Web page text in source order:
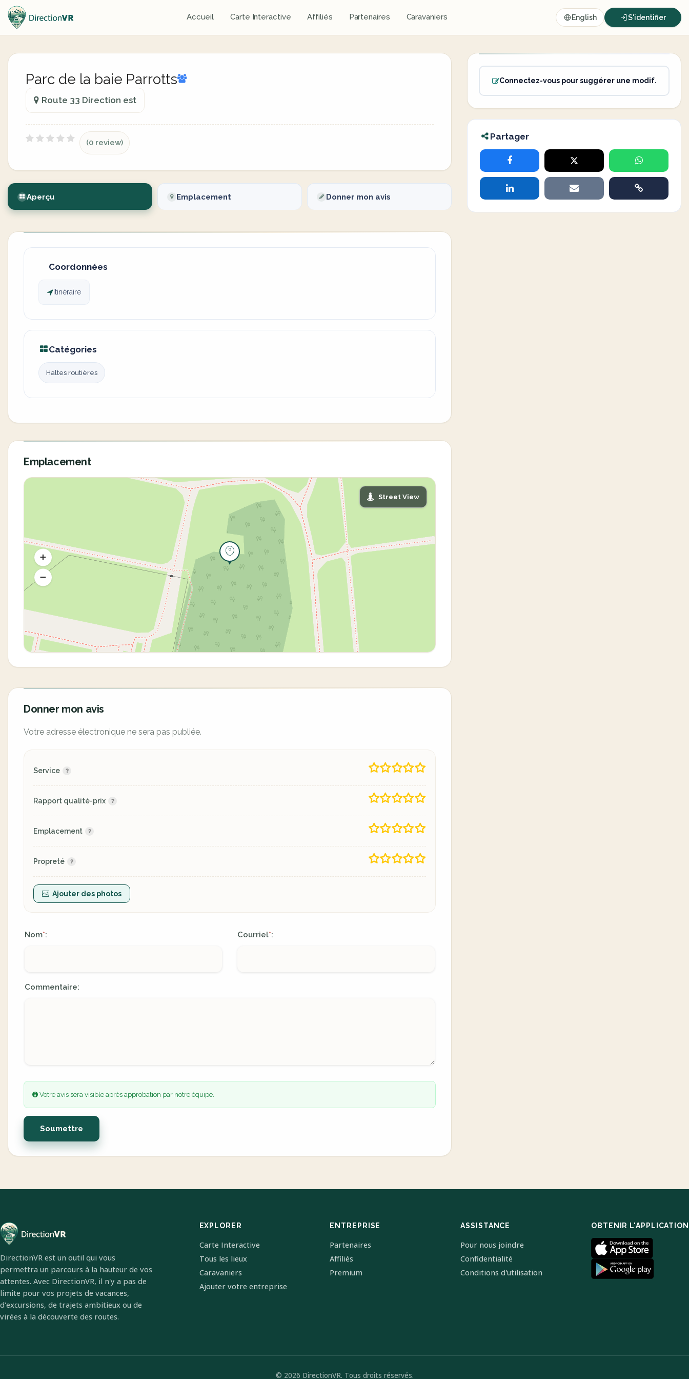
Accueil Carte Interactive Affiliés Partenaires Caravaniers English S'identifier
Parc de la baie Parrotts
Route 33 Direction est
(0 review)
Aperçu Emplacement Donner mon avis
Coordonnées
Itinéraire
Catégories
Haltes routières
Emplacement
Street View
Donner mon avis
Votre adresse électronique ne sera pas publiée.
Service
Rapport qualité-prix
Emplacement
Propreté
Ajouter des photos
Nom*: Courriel*:
Commentaire:
Votre avis sera visible après approbation par notre équipe.
Soumettre
Connectez-vous pour suggérer une modif.
Partager
DirectionVR est un outil qui vous
permettra un parcours à la hauteur de vos
attentes. Avec DirectionVR, il n'y a pas de
limite pour vos projets de vacances,
d'excursions, de trajets ambitieux ou de
virées à la découverte des routes.
EXPLORER
Carte Interactive
Tous les lieux
Caravaniers
Ajouter votre entreprise
ENTREPRISE
Partenaires
Affiliés
Premium
ASSISTANCE
Pour nous joindre
Confidentialité
Conditions d'utilisation
OBTENIR L'APPLICATION
© 2026 DirectionVR. Tous droits réservés.